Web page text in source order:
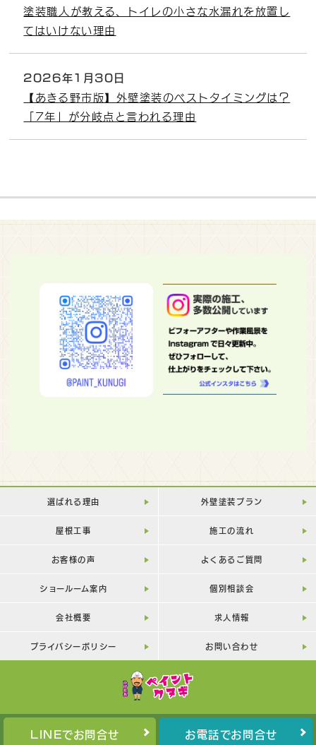
塗装職人が教える、トイレの小さな水漏れを放置し
てはいけない理由
2026年1月30日
【あきる野市版】外壁塗装のベストタイミングは？
「7年」が分岐点と言われる理由
選ばれる理由 外壁塗装プラン
屋根工事 施工の流れ
お客様の声 よくあるご質問
ショールーム案内 個別相談会
会社概要 求人情報
プライバシーポリシー お問い合わせ
LINEでお問合せ お電話でお問合せ
Copyright©PAINT-KUNUGI All Rights Reserved.